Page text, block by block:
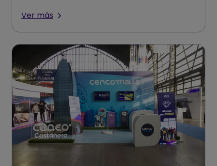
Ver más